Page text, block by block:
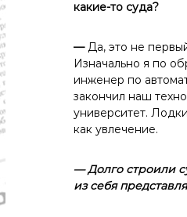
а
,
э
к
а
какие-то суда?
—Да, это не
Изначально я по
инженер по
закончил наш
университет.
как увлечение.
— Долго строили
из себя